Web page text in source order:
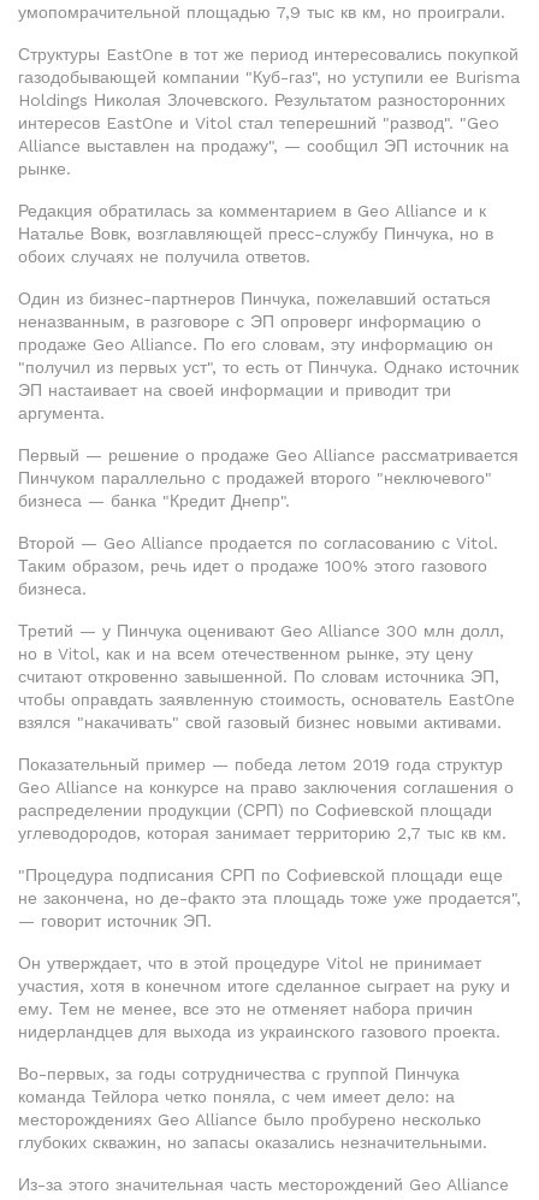
умопомрачительной площадью 7,9 тыс кв км, но проиграли.
Структуры EastOne в тот же период интересовались покупкой
газодобывающей компании "Куб-газ", но уступили ее Burisma
Holdings Николая Злочевского. Результатом разносторонних
интересов EastOne и Vitol стал теперешний "развод". "Geo
Alliance выставлен на продажу", — сообщил ЭП источник на
рынке.
Редакция обратилась за комментарием в Geo Alliance и к
Наталье Вовк, возглавляющей пресс-службу Пинчука, но в
обоих случаях не получила ответов.
Один из бизнес-партнеров Пинчука, пожелавший остаться
неназванным, в разговоре с ЭП опроверг информацию о
продаже Geo Alliance. По его словам, эту информацию он
"получил из первых уст", то есть от Пинчука. Однако источник
ЭП настаивает на своей информации и приводит три
аргумента.
Первый — решение о продаже Geo Alliance рассматривается
Пинчуком параллельно с продажей второго "неключевого"
бизнеса — банка "Кредит Днепр".
Второй — Geo Alliance продается по согласованию с Vitol.
Таким образом, речь идет о продаже 100% этого газового
бизнеса.
Третий — у Пинчука оценивают Geo Alliance 300 млн долл,
но в Vitol, как и на всем отечественном рынке, эту цену
считают откровенно завышенной. По словам источника ЭП,
чтобы оправдать заявленную стоимость, основатель EastOne
взялся "накачивать" свой газовый бизнес новыми активами.
Показательный пример — победа летом 2019 года структур
Geo Alliance на конкурсе на право заключения соглашения о
распределении продукции (СРП) по Софиевской площади
углеводородов, которая занимает территорию 2,7 тыс кв км.
"Процедура подписания СРП по Софиевской площади еще
не закончена, но де-факто эта площадь тоже уже продается",
— говорит источник ЭП.
Он утверждает, что в этой процедуре Vitol не принимает
участия, хотя в конечном итоге сделанное сыграет на руку и
ему. Тем не менее, все это не отменяет набора причин
нидерландцев для выхода из украинского газового проекта.
Во-первых, за годы сотрудничества с группой Пинчука
команда Тейлора четко поняла, с чем имеет дело: на
месторождениях Geo Alliance было пробурено несколько
глубоких скважин, но запасы оказались незначительными.
Из-за этого значительная часть месторождений Geo Alliance